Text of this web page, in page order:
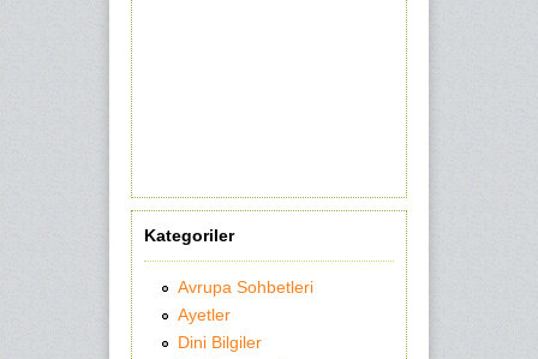
Kategoriler
Avrupa Sohbetleri
Ayetler
Dini Bilgiler